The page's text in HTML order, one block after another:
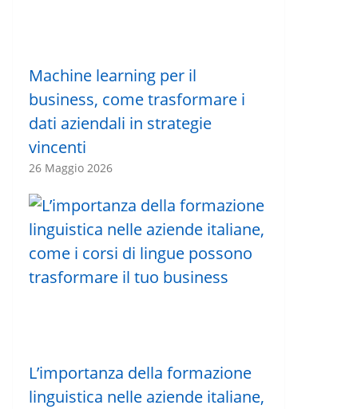
Machine learning per il
business, come trasformare i
dati aziendali in strategie
vincenti
26 Maggio 2026
L’importanza della formazione
linguistica nelle aziende italiane,